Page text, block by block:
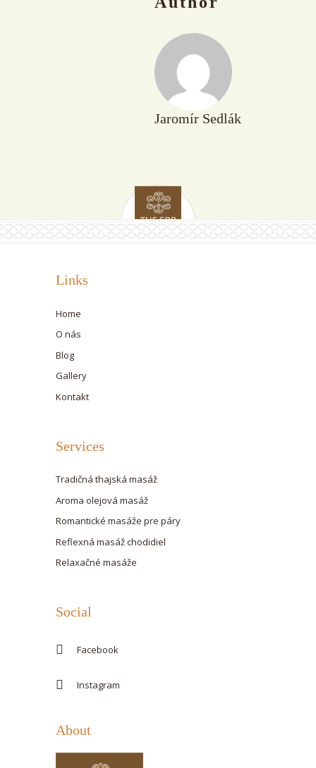
Jaromír Sedlák
Links
Home
O nás
Blog
Gallery
Kontakt
Services
Tradičná thajská masáž
Aroma olejová masáž
Romantické masáže pre páry
Reflexná masáž chodidiel
Relaxačné masáže
Social
Facebook
Instagram
About